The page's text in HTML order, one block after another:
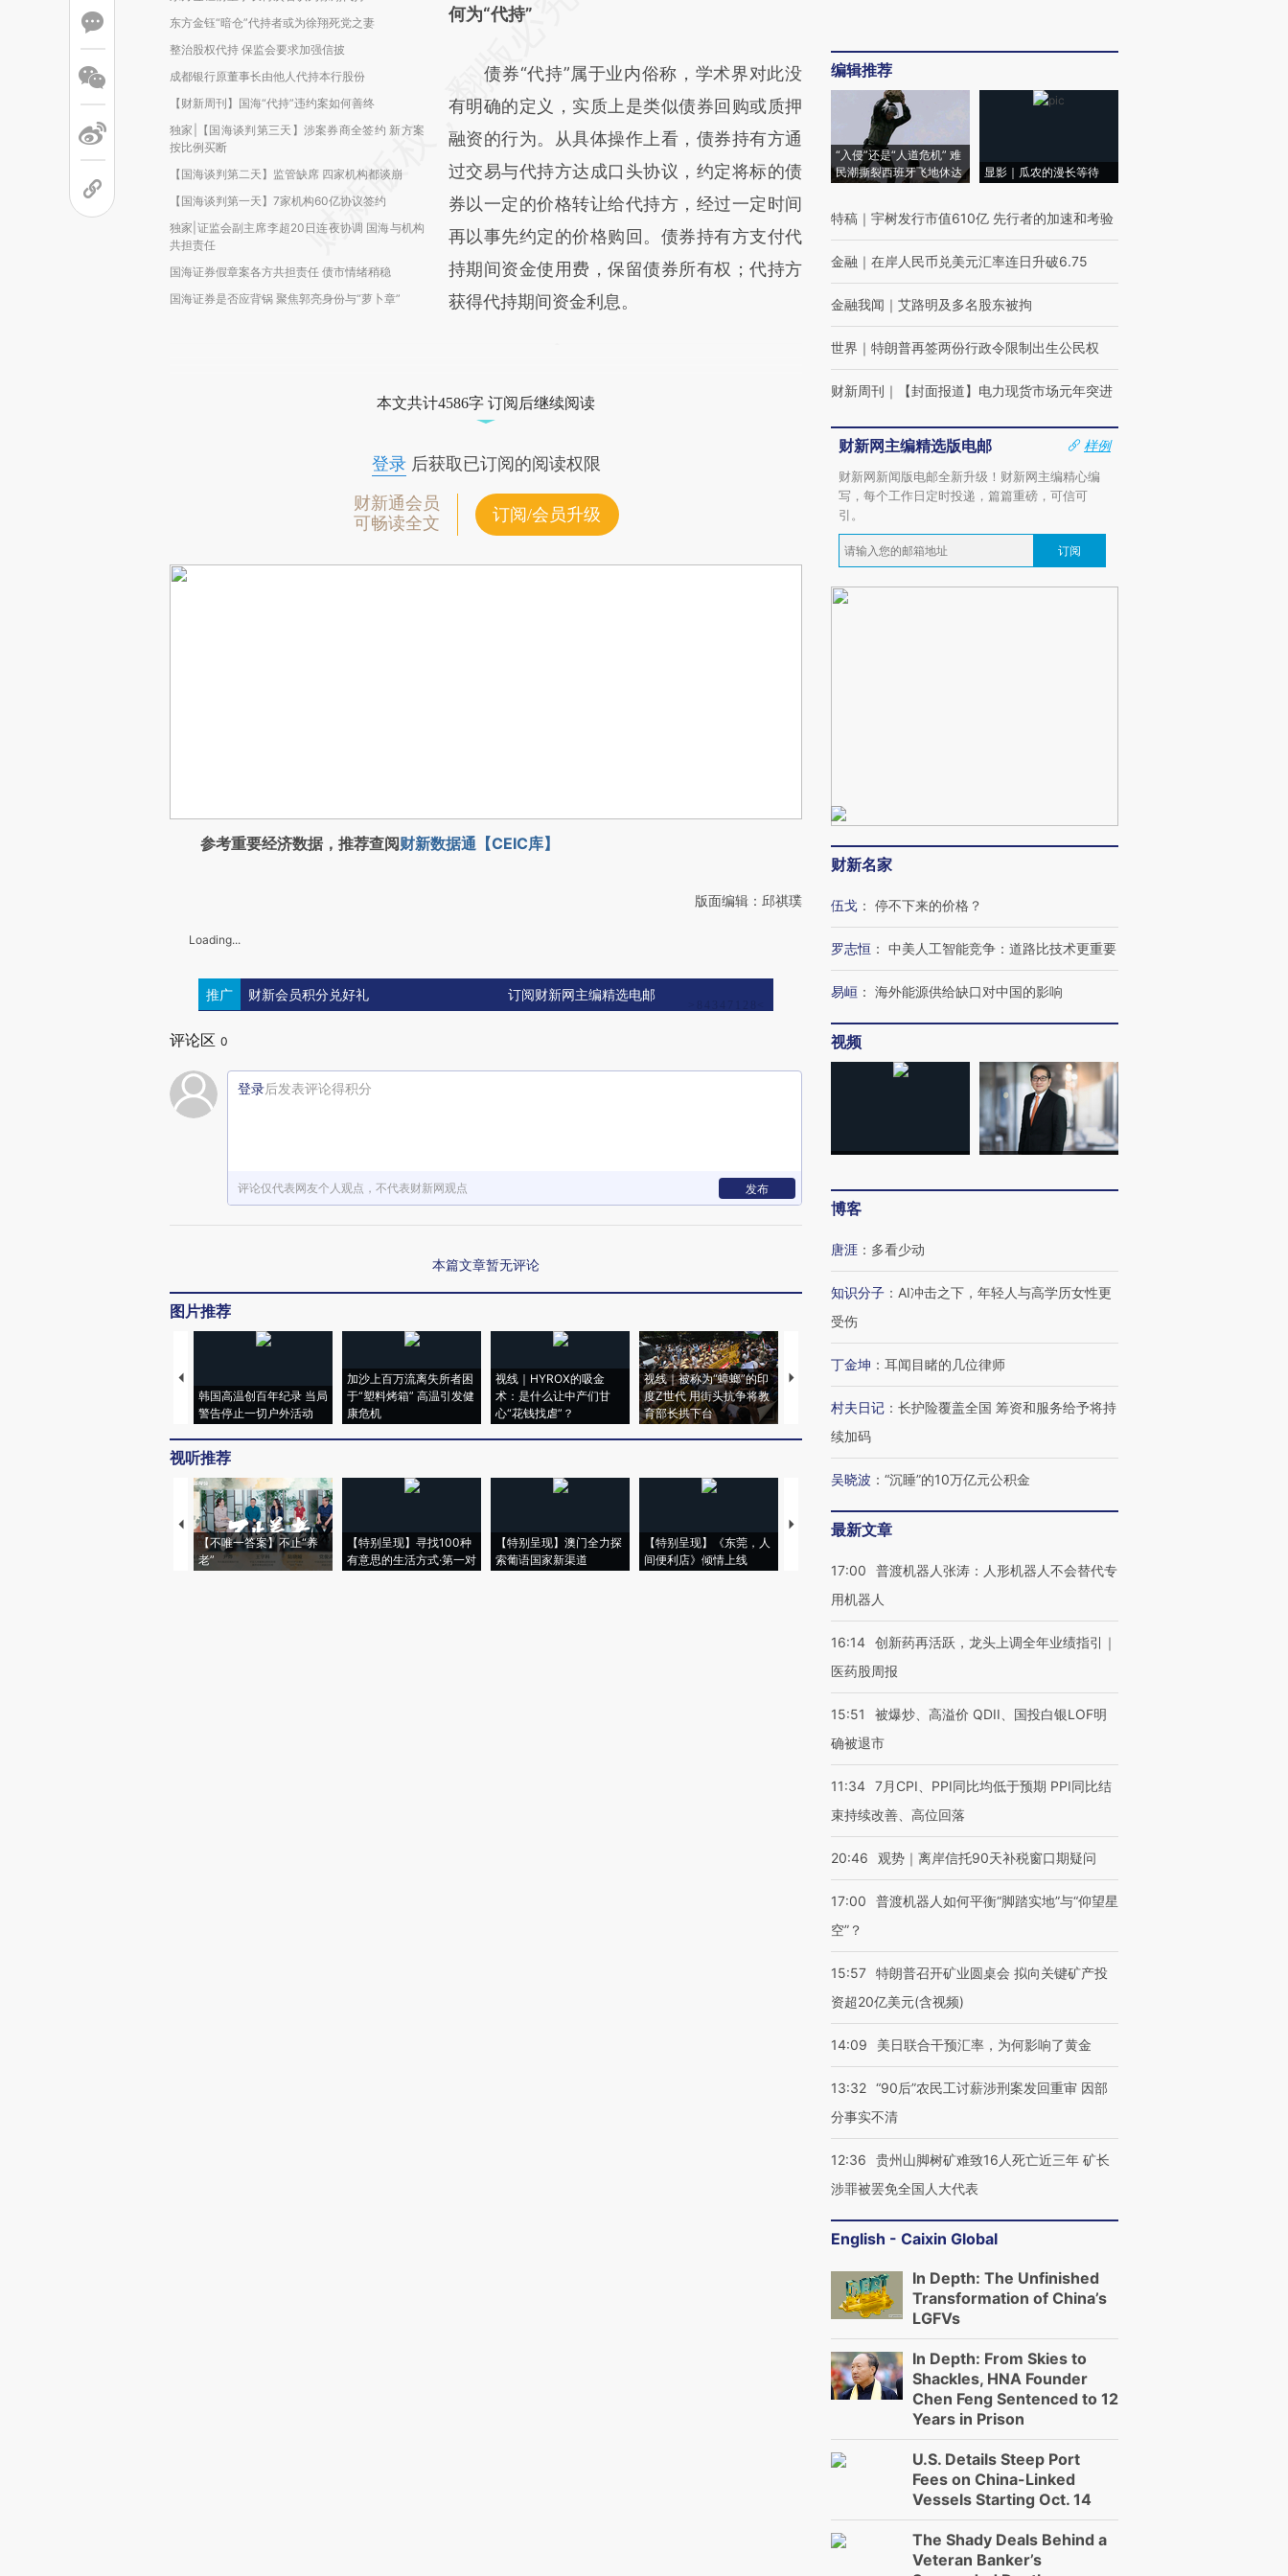
东方金钰“暗仓”代持者或为徐翔死党之妻
整治股权代持 保监会要求加强信披
成都银行原董事长由他人代持本行股份
【财新周刊】国海“代持”违约案如何善终
独家|【国海谈判第三天】涉案券商全签约 新方案
按比例买断
【国海谈判第二天】监管缺席 四家机构都谈崩
【国海谈判第一天】7家机构60亿协议签约
独家|证监会副主席李超20日连夜协调 国海与机构
共担责任
国海证券假章案各方共担责任 债市情绪稍稳
国海证券是否应背锅 聚焦郭亮身份与“萝卜章”
何为“代持”
债券“代持”属于业内俗称，学术界对此没
有明确的定义，实质上是类似债券回购或质押
融资的行为。从具体操作上看，债券持有方通
过交易与代持方达成口头协议，约定将标的债
券以一定的价格转让给代持方，经过一定时间
再以事先约定的价格购回。债券持有方支付代
持期间资金使用费，保留债券所有权；代持方
获得代持期间资金利息。
本文共计4586字 订阅后继续阅读
登录后获取已订阅的阅读权限
财新通会员
可畅读全文
订阅/会员升级
参考重要经济数据，推荐查阅财新数据通【CEIC库】
版面编辑：邱祺璞
Loading...
推广 财新会员积分兑好礼 订阅财新网主编精选电邮
评论区 0
登录后发表评论得积分
评论仅代表网友个人观点，不代表财新网观点 发布
本篇文章暂无评论
图片推荐
韩国高温创百年纪录 当局
警告停止一切户外活动
加沙上百万流离失所者困
于“塑料烤箱” 高温引发健
康危机
视线｜HYROX的吸金
术：是什么让中产们甘
心“花钱找虐”？
视线｜被称为“蟑螂”的印
度Z世代 用街头抗争将教
育部长拱下台
视线｜“入侵”还是“人道危
飞地休达
4000人
米
视听推荐
【不唯一答案】不止“养
老”
【特别呈现】寻找100种
有意思的生活方式·第一对
【特别呈现】澳门全力探
索葡语国家新渠道
【特别呈现】《东莞，人
间便利店》倾情上线
【推广】走进第四届链博
编辑推荐
“入侵”还是“人道危机” 难
民潮撕裂西班牙飞地休达
显影｜瓜农的漫长等待
特稿 ｜ 宇树发行市值610亿 先行者的加速和考验
金融 ｜ 在岸人民币兑美元汇率连日升破6.75
金融我闻 ｜ 艾路明及多名股东被拘
世界 ｜ 特朗普再签两份行政令限制出生公民权
财新周刊 ｜ 【封面报道】电力现货市场元年突进
财新网主编精选版电邮
样例
财新网新闻版电邮全新升级！财新网主编精心编
写，每个工作日定时投递，篇篇重磅，可信可
引。
订阅
财新名家
伍戈 ： 停不下来的价格？
罗志恒 ： 中美人工智能竞争：道路比技术更重要
易峘 ： 海外能源供给缺口对中国的影响
视频
博客
唐涯 ： 多看少动
知识分子 ： AI冲击之下，年轻人与高学历女性更
受伤
丁金坤 ： 耳闻目睹的几位律师
村夫日记 ： 长护险覆盖全国 筹资和服务给予将持
续加码
吴晓波 ： “沉睡”的10万亿元公积金
最新文章
17:00
普渡机器人张涛：人形机器人不会替代专
用机器人
16:14 创新药再活跃，龙头上调全年业绩指引｜
医药股周报
15:51
被爆炒、高溢价 QDII、国投白银LOF明
确被退市
11:34 7月CPI、PPI同比均低于预期 PPI同比结
束持续改善、高位回落
20:46 观势｜离岸信托90天补税窗口期疑问
17:00
普渡机器人如何平衡“脚踏实地”与“仰望星
空”？
15:57 特朗普召开矿业圆桌会 拟向关键矿产投
资超20亿美元(含视频)
14:09 美日联合干预汇率，为何影响了黄金
13:32 “90后”农民工讨薪涉刑案发回重审 因部
分事实不清
12:36
贵州山脚树矿难致16人死亡近三年 矿长
涉罪被罢免全国人大代表
English - Caixin Global
In Depth: The Unfinished
Transformation of China’s
LGFVs
In Depth: From Skies to
Shackles, HNA Founder
Chen Feng Sentenced to 12
Years in Prison
U.S. Details Steep Port
Fees on China-Linked
Vessels Starting Oct. 14
The Shady Deals Behind a
Veteran Banker’s